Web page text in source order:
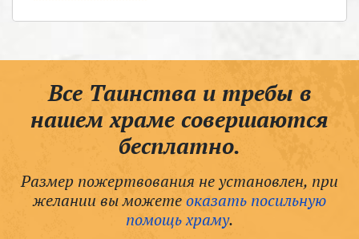
Все Таинства и требы в
нашем храме совершаются
бесплатно.
Размер пожертвования не установлен, при
желании вы можетеоказать посильную
помощь храму.